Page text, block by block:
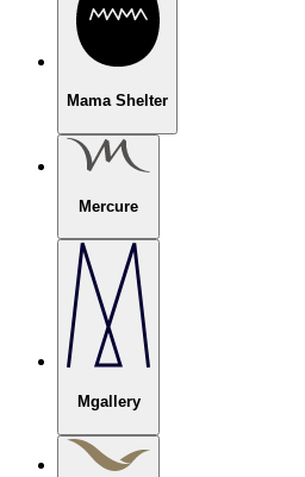
Mama Shelter
Mercure
Mgallery